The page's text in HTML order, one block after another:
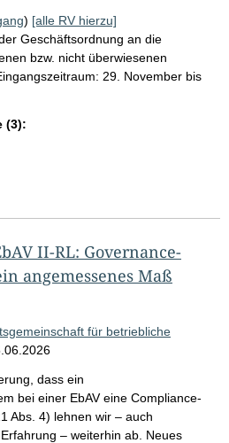
) [alle RV hierzu]
Geschäftsordnung an die
bzw. nicht überwiesenen
29. November bis
(3):
II-RL: Governance-
angemessenes Maß
für betriebliche
dass ein
bei einer EbAV eine Compliance-
Abs. 4) lehnen wir – auch
– weiterhin ab. Neues